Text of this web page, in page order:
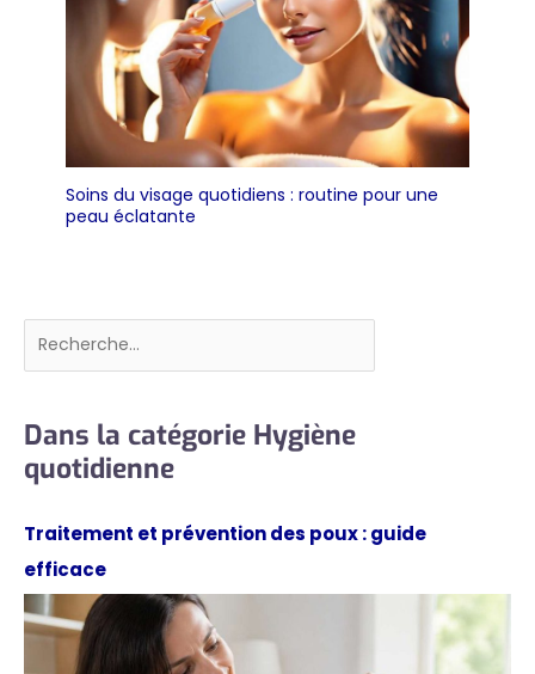
Soins du visage quotidiens : routine pour une
peau éclatante
Rechercher
Dans la catégorie Hygiène
quotidienne
Traitement et prévention des poux : guide
efficace